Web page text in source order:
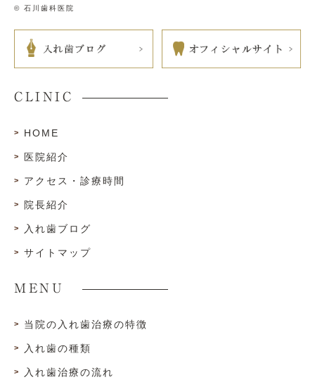
© 石川歯科医院
CLINIC
HOME
医院紹介
アクセス・診療時間
院長紹介
入れ歯ブログ
サイトマップ
MENU
当院の入れ歯治療の特徴
入れ歯の種類
入れ歯治療の流れ